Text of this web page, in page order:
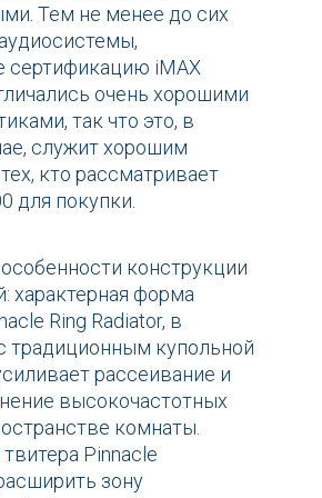
Тем не менее до сих
сертификацию iMAX
очень хорошими
так что это, в
служит хорошим
кто рассматривает
для покупки.
конструкции
характерная форма
Ring Radiator, в
традиционным купольной
рассеивание и
высокочастотных
комнаты.
Pinnacle
зону